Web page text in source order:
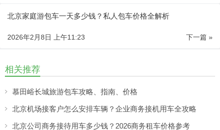
北京家庭游包车一天多少钱？私人包车价格全解析
下一篇 »
2026年2月8日 上午11:23
相关推荐
慕田峪长城旅游包车攻略、指南、价格
北京机场接客户怎么安排车辆？企业商务接机用车全攻略
北京公司商务接待用车多少钱？2026商务租车价格参考